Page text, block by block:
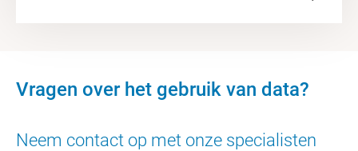
Vragen over het gebruik van data?
Neem contact op met onze specialisten